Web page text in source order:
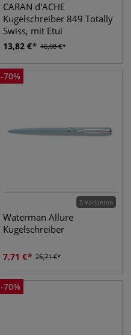
CARAN d'ACHE
Kugelschreiber 849 Totally
Swiss, mit Etui
13,82 € 46,08€
-70%
3 Varianten
Waterman Allure
Kugelschreiber
7,71 € 25,71€
-70%